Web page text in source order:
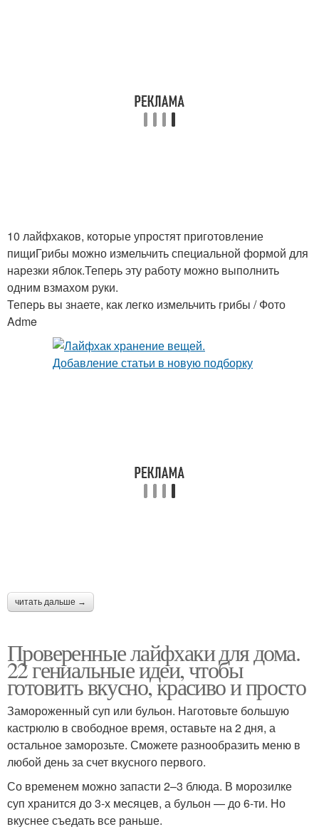
10 лайфхаков, которые упростят приготовление
пищиГрибы можно измельчить специальной формой для
нарезки яблок.Теперь эту работу можно выполнить
одним взмахом руки.
Теперь вы знаете, как легко измельчить грибы / Фото
Adme
читать дальше →
Проверенные лайфхаки для дома.
22 гениальные идеи, чтобы
готовить вкусно, красиво и просто
Замороженный суп или бульон. Наготовьте большую
кастрюлю в свободное время, оставьте на 2 дня, а
остальное заморозьте. Сможете разнообразить меню в
любой день за счет вкусного первого.
Со временем можно запасти 2–3 блюда. В морозилке
суп хранится до 3-х месяцев, а бульон — до 6-ти. Но
вкуснее съедать все раньше.